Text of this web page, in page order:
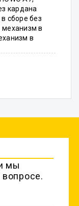
кардана
сборе без
механизм в
в
мы